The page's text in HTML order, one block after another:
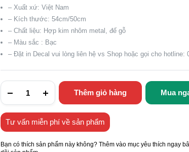
– Xuất xứ: Việt Nam
– Kích thước: 54cm/50cm
– Chất liệu: Hợp kim nhôm metal, đế gỗ
– Màu sắc : Bạc
– Đặt in Decal vui lòng liên hệ vs Shop hoặc gọi cho hotline:
Thêm giỏ hàng Mua
Tư vấn miễn phí về sản phẩm
Bạn có thích sản phẩm này không? Thêm vào mục yêu thích ngay